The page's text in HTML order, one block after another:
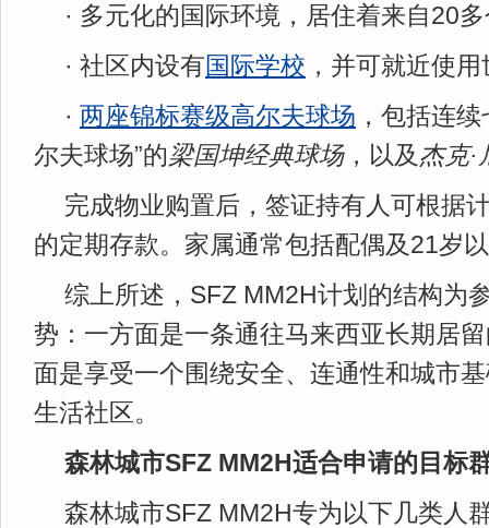
· 多元化的国际环境，居住着来自20
· 社区内设有国际学校 ，并可就近使
· 两座锦标赛级高尔夫球场 ，包括连
尔夫球场”的梁国坤经典球场，以及杰克
完成物业购置后，签证持有人可根据
的定期存款。家属通常包括配偶及21岁
综上所述，SFZ MM2H计划的结构为
势：一方面是一条通往马来西亚长期居
面是享受一个围绕安全、连通性和城市
生活社区。
森林城市SFZ MM2H适合申请的目标
森林城市SFZ MM2H专为以下几类人